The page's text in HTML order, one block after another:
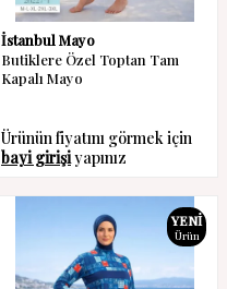
İstanbul Mayo
Butiklere Özel Toptan Tam
Kapalı Mayo
Ürünün fiyatını görmek için
bayi girişiyapınız
YENI
Ürün